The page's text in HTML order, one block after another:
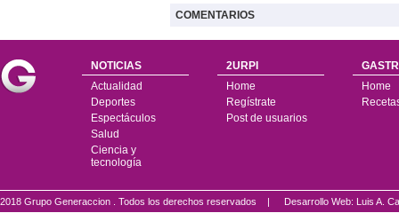
COMENTARIOS
NOTICIAS
Actualidad
Deportes
Espectáculos
Salud
Ciencia y
tecnología
2URPI
Home
Regístrate
Post de usuarios
Home
2018 Grupo Generaccion . Todos los derechos reservados | Desarrollo Web: Luis